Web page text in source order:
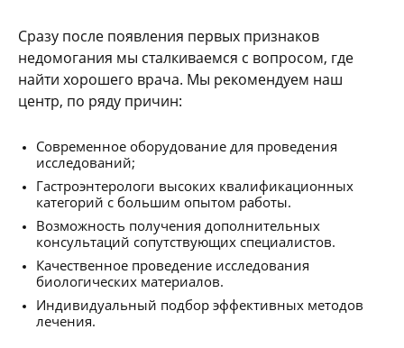
Сразу после появления первых признаков
недомогания мы сталкиваемся с вопросом, где
найти хорошего врача. Мы рекомендуем наш
центр, по ряду причин:
Современное оборудование для проведения
исследований;
Гастроэнтерологи высоких квалификационных
категорий с большим опытом работы.
Возможность получения дополнительных
консультаций сопутствующих специалистов.
Качественное проведение исследования
биологических материалов.
Индивидуальный подбор эффективных методов
лечения.